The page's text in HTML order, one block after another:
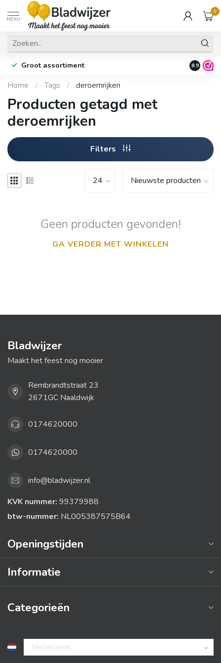
MENU
0
Groot assortiment Fysieke
8.9
Home / Tags / deroemrijken
Producten getagd met
deroemrijken
Filters
Geen producten gevonden!
GA VERDER MET WINKELEN
Bladwijzer
Maakt het feest nog mooier
Rembrandtstraat 23
2671GC Naaldwijk
0174620000
0174620000
info@bladwijzer.nl
KVK nummer: 99379988
btw-nummer: NL005387575B64
Openingstijden
Informatie
Categorieën